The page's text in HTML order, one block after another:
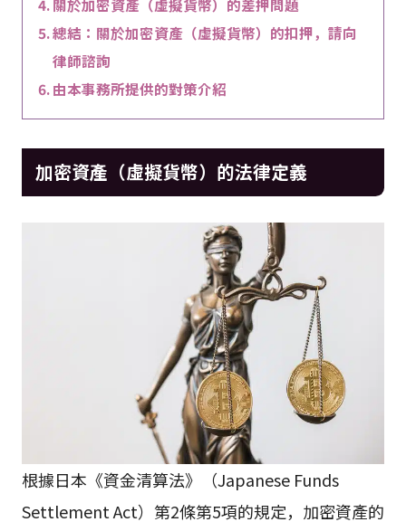
關於加密資產（虛擬貨幣）的差押問題
總結：關於加密資產（虛擬貨幣）的扣押，請向
律師諮詢
由本事務所提供的對策介紹
加密資產（虛擬貨幣）的法律定義
根據日本《資金清算法》（Japanese Funds
Settlement Act）第2條第5項的規定，加密資產的